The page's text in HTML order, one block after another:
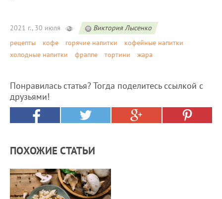
2021 г., 30 июля
Виктория Лысенко
рецепты
кофе горячие напитки
кофейные напитки
холодные напитки
фраппе тортини жара
Понравилась статья? Тогда поделитесь ссылкой с
друзьями!
ПОХОЖИЕ СТАТЬИ